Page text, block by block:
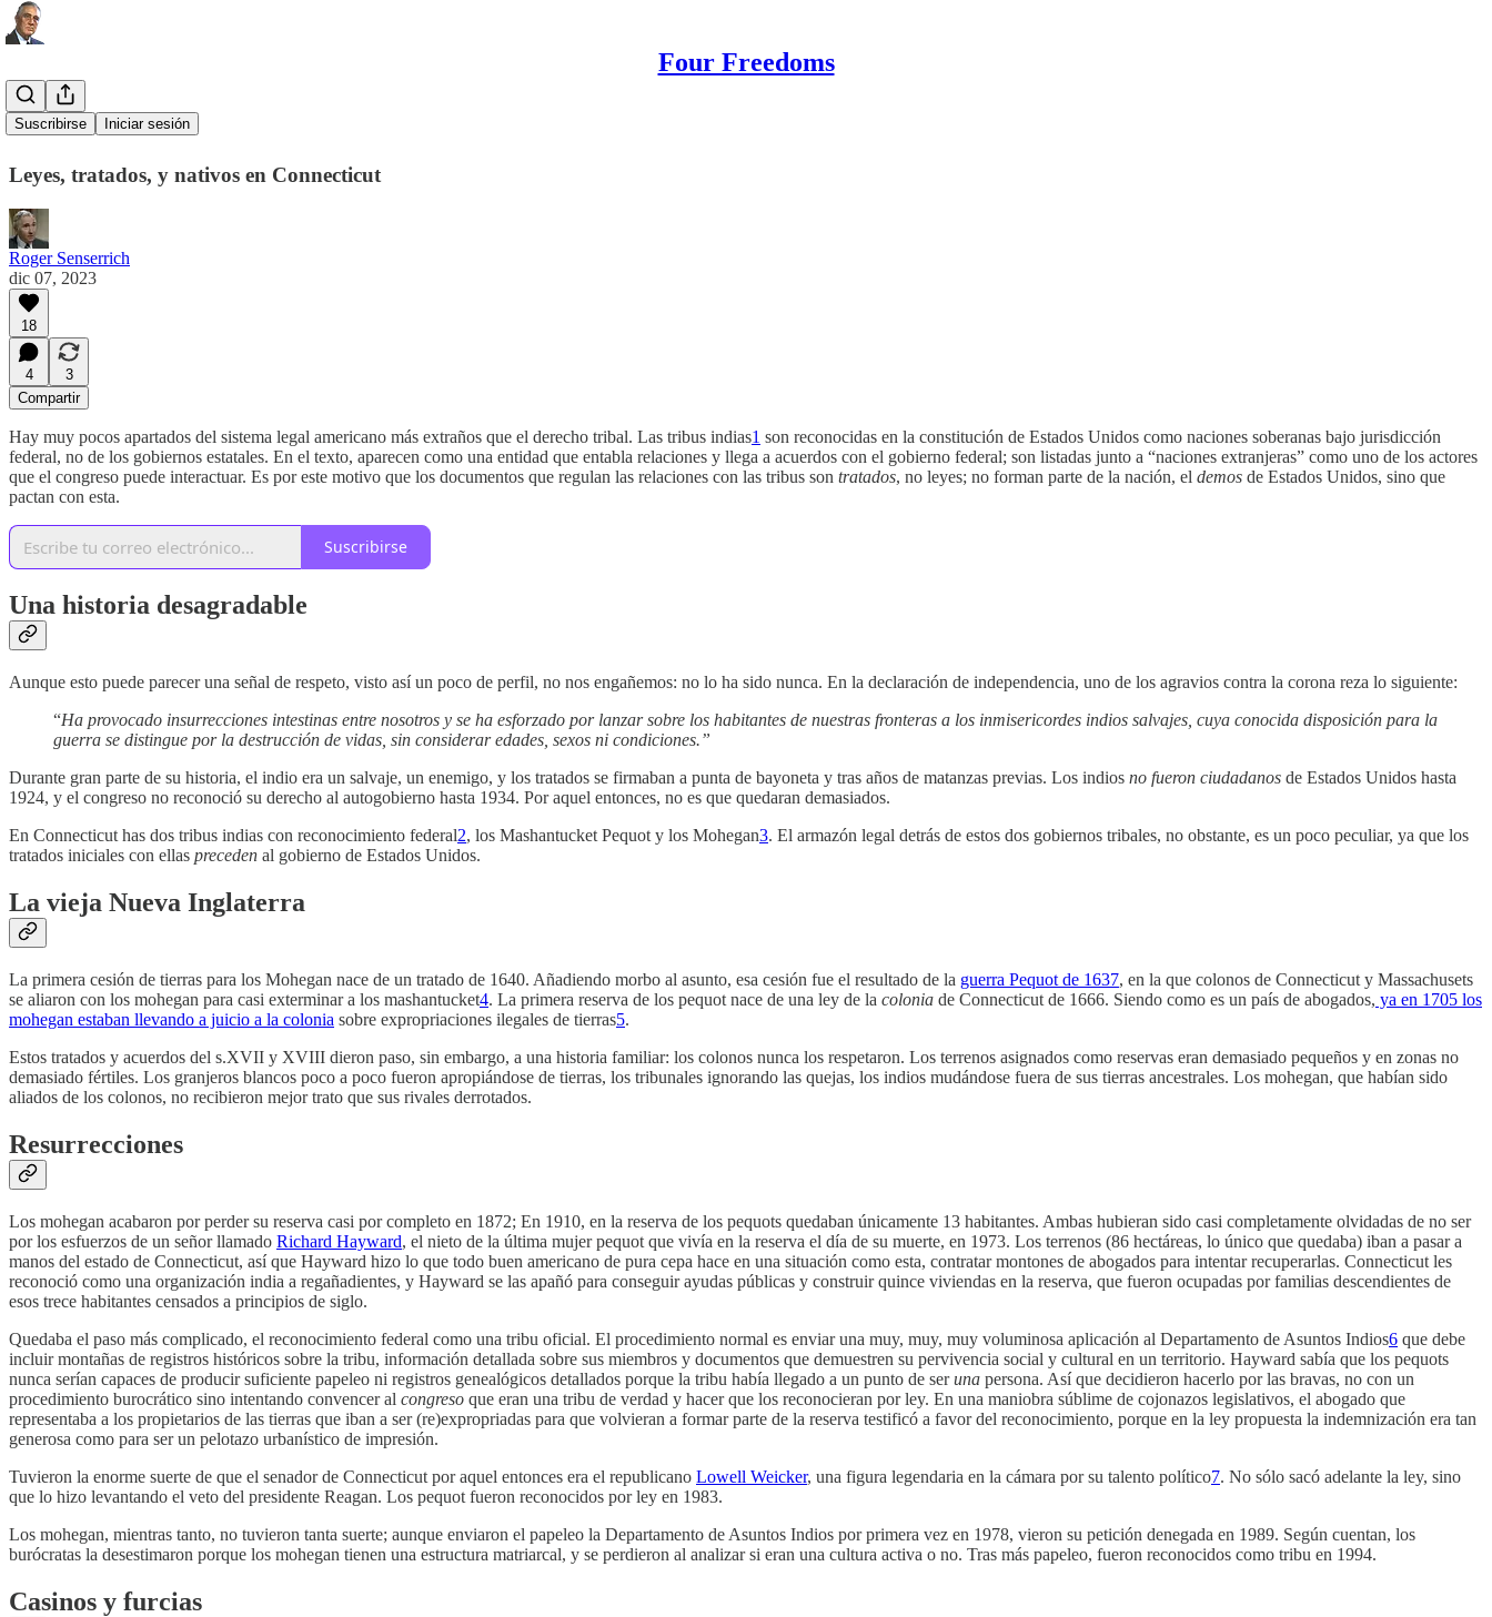
Four Freedoms
Suscribirse Iniciar sesión
Una de indios
Leyes, tratados, y nativos en Connecticut
Roger Senserrich
dic 07, 2023
18
4
3
Compartir
Hay muy pocos apartados del sistema legal americano más extraños que el derecho tribal. Las tribus indias1 son reconocidas en la constitución de Estados Unidos como naciones soberanas bajo jurisdicción
federal, no de los gobiernos estatales. En el texto, aparecen como una entidad que entabla relaciones y llega a acuerdos con el gobierno federal; son listadas junto a “naciones extranjeras” como uno de los actores
que el congreso puede interactuar. Es por este motivo que los documentos que regulan las relaciones con las tribus son tratados, no leyes; no forman parte de la nación, el demos de Estados Unidos, sino que
pactan con esta.
Suscribirse
Una historia desagradable
Aunque esto puede parecer una señal de respeto, visto así un poco de perfil, no nos engañemos: no lo ha sido nunca. En la declaración de independencia, uno de los agravios contra la corona reza lo siguiente:
“Ha provocado insurrecciones intestinas entre nosotros y se ha esforzado por lanzar sobre los habitantes de nuestras fronteras a los inmisericordes indios salvajes, cuya conocida disposición para la
guerra se distingue por la destrucción de vidas, sin considerar edades, sexos ni condiciones.”
Durante gran parte de su historia, el indio era un salvaje, un enemigo, y los tratados se firmaban a punta de bayoneta y tras años de matanzas previas. Los indios no fueron ciudadanos de Estados Unidos hasta
1924, y el congreso no reconoció su derecho al autogobierno hasta 1934. Por aquel entonces, no es que quedaran demasiados.
En Connecticut has dos tribus indias con reconocimiento federal2, los Mashantucket Pequot y los Mohegan3. El armazón legal detrás de estos dos gobiernos tribales, no obstante, es un poco peculiar, ya que los
tratados iniciales con ellas preceden al gobierno de Estados Unidos.
La vieja Nueva Inglaterra
La primera cesión de tierras para los Mohegan nace de un tratado de 1640. Añadiendo morbo al asunto, esa cesión fue el resultado de la guerra Pequot de 1637, en la que colonos de Connecticut y Massachusets
se aliaron con los mohegan para casi exterminar a los mashantucket4. La primera reserva de los pequot nace de una ley de la colonia de Connecticut de 1666. Siendo como es un país de abogados, ya en 1705 los
mohegan estaban llevando a juicio a la colonia sobre expropriaciones ilegales de tierras5.
Estos tratados y acuerdos del s.XVII y XVIII dieron paso, sin embargo, a una historia familiar: los colonos nunca los respetaron. Los terrenos asignados como reservas eran demasiado pequeños y en zonas no
demasiado fértiles. Los granjeros blancos poco a poco fueron apropiándose de tierras, los tribunales ignorando las quejas, los indios mudándose fuera de sus tierras ancestrales. Los mohegan, que habían sido
aliados de los colonos, no recibieron mejor trato que sus rivales derrotados.
Resurrecciones
Los mohegan acabaron por perder su reserva casi por completo en 1872; En 1910, en la reserva de los pequots quedaban únicamente 13 habitantes. Ambas hubieran sido casi completamente olvidadas de no ser
por los esfuerzos de un señor llamado Richard Hayward, el nieto de la última mujer pequot que vivía en la reserva el día de su muerte, en 1973. Los terrenos (86 hectáreas, lo único que quedaba) iban a pasar a
manos del estado de Connecticut, así que Hayward hizo lo que todo buen americano de pura cepa hace en una situación como esta, contratar montones de abogados para intentar recuperarlas. Connecticut les
reconoció como una organización india a regañadientes, y Hayward se las apañó para conseguir ayudas públicas y construir quince viviendas en la reserva, que fueron ocupadas por familias descendientes de
esos trece habitantes censados a principios de siglo.
Quedaba el paso más complicado, el reconocimiento federal como una tribu oficial. El procedimiento normal es enviar una muy, muy, muy voluminosa aplicación al Departamento de Asuntos Indios6 que debe
incluir montañas de registros históricos sobre la tribu, información detallada sobre sus miembros y documentos que demuestren su pervivencia social y cultural en un territorio. Hayward sabía que los pequots
nunca serían capaces de producir suficiente papeleo ni registros genealógicos detallados porque la tribu había llegado a un punto de seruna persona. Así que decidieron hacerlo por las bravas, no con un
procedimiento burocrático sino intentando convencer al congreso que eran una tribu de verdad y hacer que los reconocieran por ley. En una maniobra súblime de cojonazos legislativos, el abogado que
representaba a los propietarios de las tierras que iban a ser (re)expropriadas para que volvieran a formar parte de la reserva testificó a favor del reconocimiento, porque en la ley propuesta la indemnización era tan
generosa como para ser un pelotazo urbanístico de impresión.
Tuvieron la enorme suerte de que el senador de Connecticut por aquel entonces era el republicano Lowell Weicker, una figura legendaria en la cámara por su talento político7. No sólo sacó adelante la ley, sino
que lo hizo levantando el veto del presidente Reagan. Los pequot fueron reconocidos por ley en 1983.
Los mohegan, mientras tanto, no tuvieron tanta suerte; aunque enviaron el papeleo la Departamento de Asuntos Indios por primera vez en 1978, vieron su petición denegada en 1989. Según cuentan, los
burócratas la desestimaron porque los mohegan tienen una estructura matriarcal, y se perdieron al analizar si eran una cultura activa o no. Tras más papeleo, fueron reconocidos como tribu en 1994.
Casinos y furcias